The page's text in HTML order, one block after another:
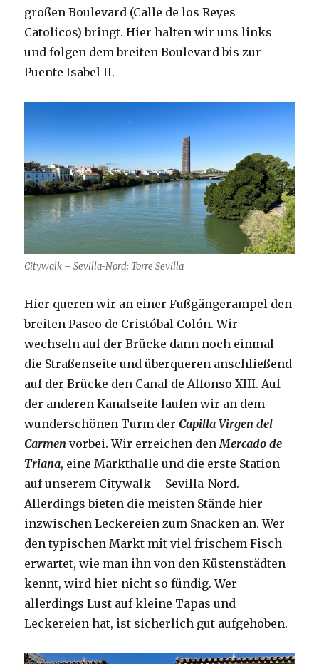
großen Boulevard (Calle de los Reyes
Catolicos) bringt. Hier halten wir uns links
und folgen dem breiten Boulevard bis zur
Puente Isabel II.
Citywalk – Sevilla-Nord: Torre Sevilla
Hier queren wir an einer Fußgängerampel den
breiten Paseo de Cristóbal Colón. Wir
wechseln auf der Brücke dann noch einmal
die Straßenseite und überqueren anschließend
auf der Brücke den Canal de Alfonso XIII. Auf
der anderen Kanalseite laufen wir an dem
wunderschönen Turm derCapilla Virgen del
Carmen vorbei. Wir erreichen denMercado de
Triana, eine Markthalle und die erste Station
auf unserem Citywalk – Sevilla-Nord.
Allerdings bieten die meisten Stände hier
inzwischen Leckereien zum Snacken an. Wer
den typischen Markt mit viel frischem Fisch
erwartet, wie man ihn von den Küstenstädten
kennt, wird hier nicht so fündig. Wer
allerdings Lust auf kleine Tapas und
Leckereien hat, ist sicherlich gut aufgehoben.